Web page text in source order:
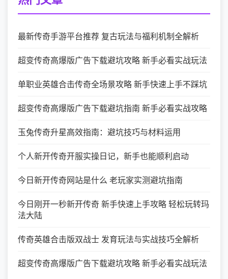
最新传奇手游平台推荐 复古玩法与福利机制全解析
超变传奇高爆版广告下载避坑攻略 新手必看实战玩法
单职业英雄合击传奇全场景攻略 新手快速上手不踩坑
超变传奇高爆版广告下载避坑指南 新手必看实战攻略
玉兔传奇升星高效指南：避坑技巧与材料运用
个人新开传奇开服实操日记，新手也能顺利启动
今日新开传奇网站是什么 老玩家实测避坑指南
今日刚开一秒新开传奇 新手快速上手攻略 轻松玩转玛
法大陆
传奇英雄合击版双战士 发育玩法与实战技巧全解析
超变传奇高爆版广告下载避坑攻略 新手必看实战玩法